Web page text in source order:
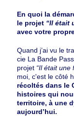
En quoi la
le projet “Il était
avec votre
Quand j’ai vu le
cie La Bande
projet “Il était une
moi, c'est le côté
récoltés dans le
histoires qui
territoire, à une
aujourd’hui.